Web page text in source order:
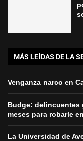
MÁS LEÍDAS DE LA
Venganza narco en
Budge: delincuentes
meses para robarle
La Universidad de